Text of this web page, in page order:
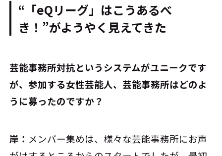
“「eQリーグ」はこうあるべ
き！”がようやく見えてきた
――芸能事務所対抗というシステムがユニークです
が、参加する女性芸能人、芸能事務所はどのよ
うに募ったのですか？
岸： メンバー集めは、様々な芸能事務所にお声